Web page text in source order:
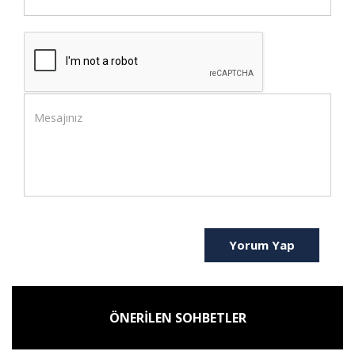
Yorum Yap
ÖNERİLEN SOHBETLER